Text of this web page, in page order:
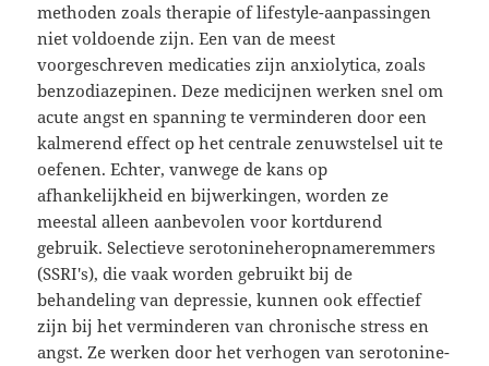
methoden zoals therapie of lifestyle-aanpassingen
niet voldoende zijn. Een van de meest
voorgeschreven medicaties zijn anxiolytica, zoals
benzodiazepinen. Deze medicijnen werken snel om
acute angst en spanning te verminderen door een
kalmerend effect op het centrale zenuwstelsel uit te
oefenen. Echter, vanwege de kans op
afhankelijkheid en bijwerkingen, worden ze
meestal alleen aanbevolen voor kortdurend
gebruik. Selectieve serotonineheropnameremmers
(SSRI's), die vaak worden gebruikt bij de
behandeling van depressie, kunnen ook effectief
zijn bij het verminderen van chronische stress en
angst. Ze werken door het verhogen van serotonine-